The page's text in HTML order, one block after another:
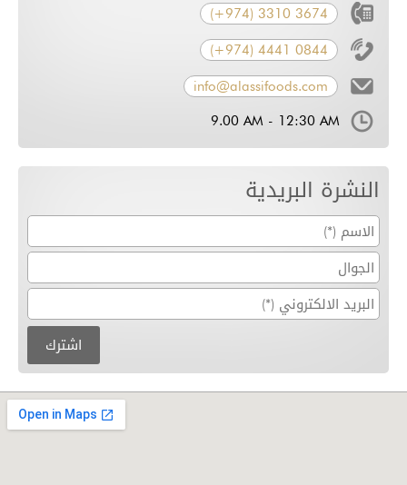
(+974) 3310 3674
(+974) 4441 0844
info@alassifoods.com
9.00 AM - 12:30 AM
النشرة البريدية